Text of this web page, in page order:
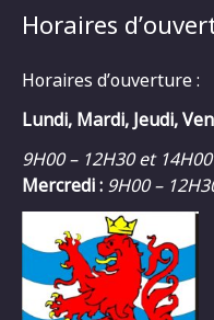
Horaires
Horaires d’ouverture :
Lundi, Mardi, Jeudi,
9H00 – 12H30 et
Mercredi : 9H00 –